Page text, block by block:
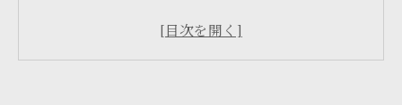
地域密着で叶うエアコン工事契約社員募集